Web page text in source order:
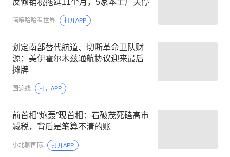
嘻嘻哈哈看世界 打开APP
划定南部替代航道、切断革命卫队财
源：美伊霍尔木兹通航协议迎来最后
摊牌
国迹线 打开APP
前首相“炮轰”现首相：石破茂死磕高市
减税，背后是笔算不清的账
小北聊国际 打开APP